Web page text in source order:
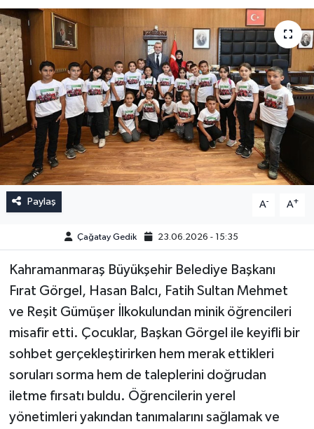
Paylaş A- A+
Çağatay Gedik 23.06.2026 - 15:35
Kahramanmaraş Büyükşehir Belediye Başkanı
Fırat Görgel, Hasan Balcı, Fatih Sultan Mehmet
ve Reşit Gümüşer İlkokulundan minik öğrencileri
misafir etti. Çocuklar, Başkan Görgel ile keyifli bir
sohbet gerçekleştirirken hem merak ettikleri
soruları sorma hem de taleplerini doğrudan
iletme fırsatı buldu. Öğrencilerin yerel
yönetimleri yakından tanımalarını sağlamak ve